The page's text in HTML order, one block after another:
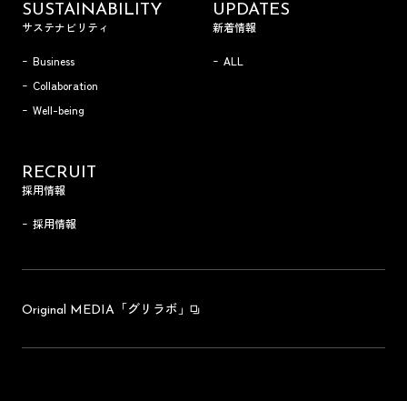
SUSTAINABILITY
サステナビリティ
Business
Collaboration
Well-being
UPDATES
新着情報
ALL
RECRUIT
採用情報
採用情報
Original MEDIA 「グリラボ」